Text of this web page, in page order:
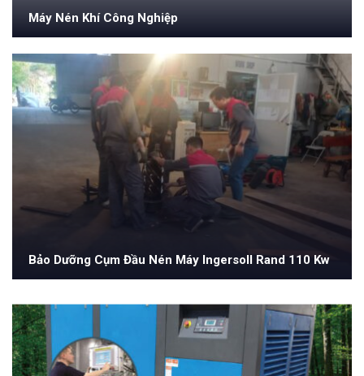
Máy Nén Khí Công Nghiệp
Bảo Dưỡng Cụm Đầu Nén Máy Ingersoll Rand 110 Kw